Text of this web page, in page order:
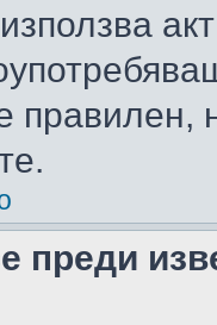
правилен,
преди